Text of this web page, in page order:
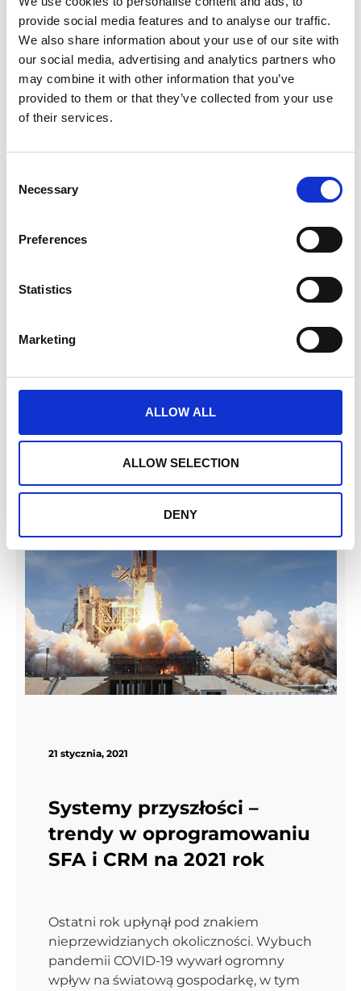
provide social media features and to analyse our traffic.
We also share information about your use of our site with
our social media, advertising and analytics partners who
may combine it with other information that you’ve
provided to them or that they’ve collected from your use
of their services.
Selection
Necessary
Preferences
Statistics
Marketing
ALLOW ALL
ALLOW SELECTION
DENY
CZYTAJ DALEJ
9 listopada, 2021
platformą SFA w praktyce
Poznaj Krzyśka. Krzysiek jest dyrektorem
produkującej słodycze...
21 stycznia, 2021
Systemy przyszłości –
trendy w oprogramowaniu
SFA i CRM na 2021 rok
Ostatni rok upłynął pod znakiem
nieprzewidzianych okoliczności. Wybuch
pandemii COVID-19 wywarł ogromny
wpływ na światową gospodarkę, w tym